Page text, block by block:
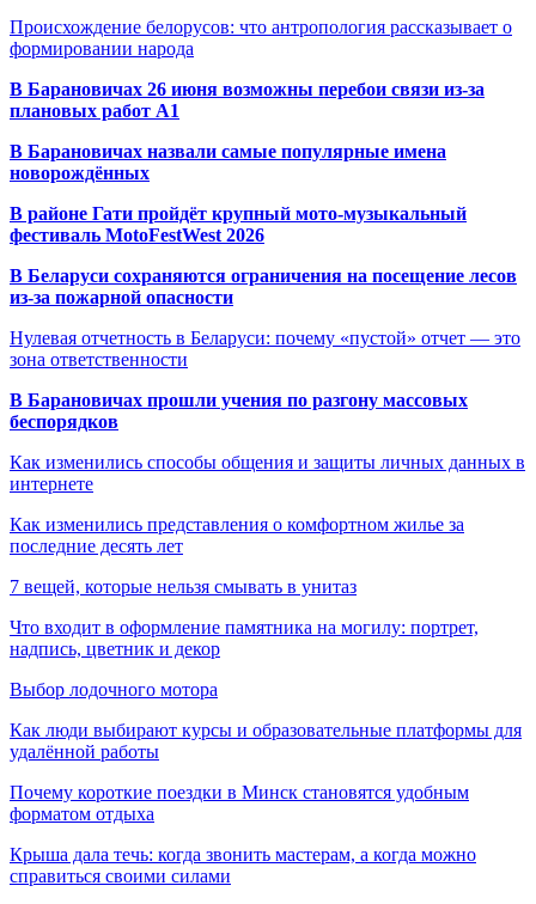
Происхождение белорусов: что антропология рассказывает о
формировании народа
В Барановичах 26 июня возможны перебои связи из-за
плановых работ A1
В Барановичах назвали самые популярные имена
новорождённых
В районе Гати пройдёт крупный мото-музыкальный
фестиваль MotoFestWest 2026
В Беларуси сохраняются ограничения на посещение лесов
из-за пожарной опасности
Нулевая отчетность в Беларуси: почему «пустой» отчет — это
зона ответственности
В Барановичах прошли учения по разгону массовых
беспорядков
Как изменились способы общения и защиты личных данных в
интернете
Как изменились представления о комфортном жилье за
последние десять лет
7 вещей, которые нельзя смывать в унитаз
Что входит в оформление памятника на могилу: портрет,
надпись, цветник и декор
Выбор лодочного мотора
Как люди выбирают курсы и образовательные платформы для
удалённой работы
Почему короткие поездки в Минск становятся удобным
форматом отдыха
Крыша дала течь: когда звонить мастерам, а когда можно
справиться своими силами